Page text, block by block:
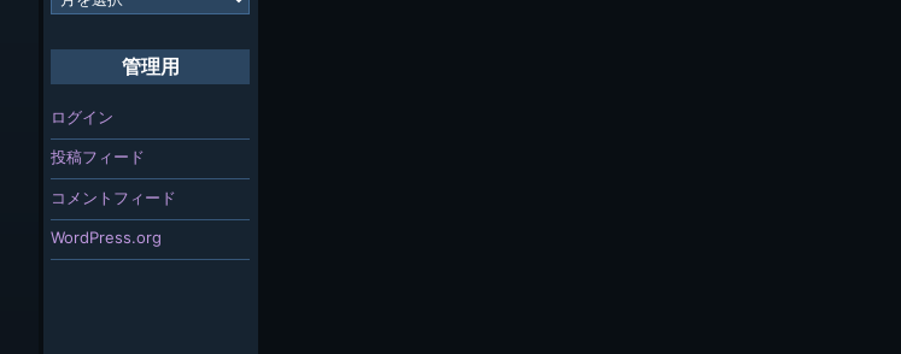
ー
ブ
管理用
ログイン
投稿フィード
コメントフィード
WordPress.org